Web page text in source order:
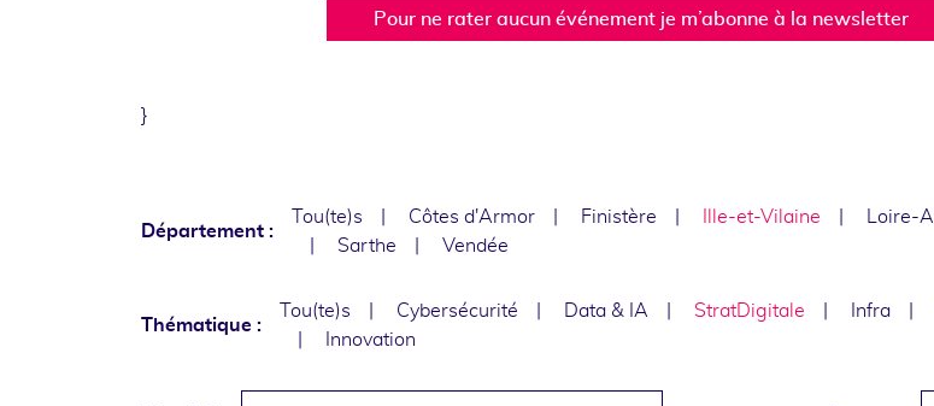
Pour ne rater aucun événement je m’abonne à la newsletter
}
Département :
Tou(te)s Côtes d'Armor Finistère Ille-et-Vilaine Loire-
Sarthe
Vendée
Thématique :
Tou(te)s Cybersécurité Data & IA StratDigitale Infra
Innovation